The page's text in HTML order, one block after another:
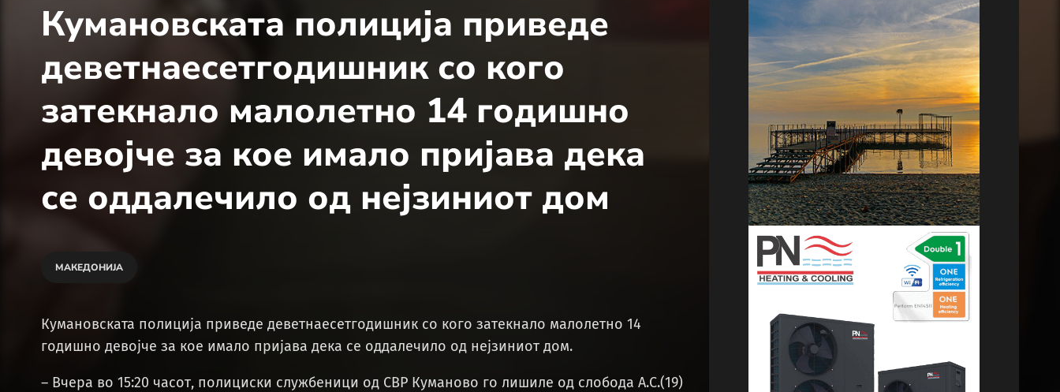
Кумановската полиција приведе
деветнаесетгодишник со кого
затекнало малолетно 14 годишно
девојче за кое имало пријава дека
се оддалечило од нејзиниот дом
МАКЕДОНИЈА
Кумановската полиција приведе деветнаесетгодишник со кого затекнало малолетно 14
годишно девојче за кое имало пријава дека се оддалечило од нејзиниот дом.
– Вчера во 15:20 часот, полициски службеници од СВР Куманово го лишиле од слобода А.С.(19)